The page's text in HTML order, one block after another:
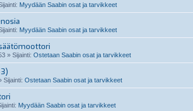
Myydään Saabin osat ja tarvikkeet
Myydään Saabin osat ja tarvikkeet
» Sijainti: Ostetaan Saabin osat ja tarvikkeet
Sijainti: Ostetaan Saabin osat ja tarvikkeet
Myydään Saabin osat ja tarvikkeet